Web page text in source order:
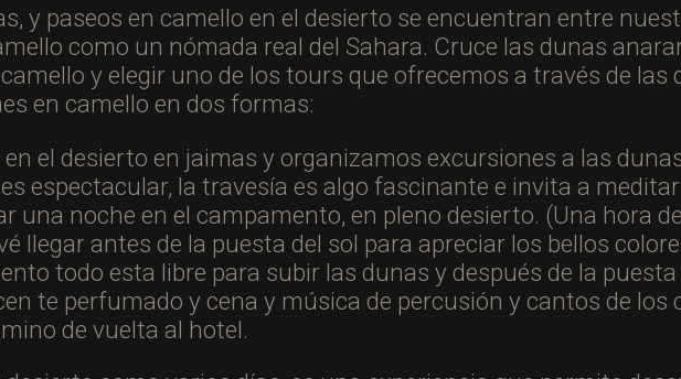
y paseos en camello en el desierto se encuentran entre
como un nómada real del Sahara. Cruce las dunas
y elegir uno de los tours que ofrecemos a través de las
en camello en dos formas:
el desierto en jaimas y organizamos excursiones a las
espectacular, la travesía es algo fascinante e invita a
una noche en el campamento, en pleno desierto. (Una hora de
llegar antes de la puesta del sol para apreciar los bellos
todo esta libre para subir las dunas y después de la puesta
te perfumado y cena y música de percusión y cantos de los
de vuelta al hotel.